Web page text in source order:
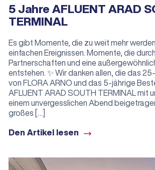
5 Jahre AFLUENT ARAD
TERMINAL
Es gibt Momente, die zu weit mehr
einfachen Ereignissen. Momente, die
Partnerschaften und eine
entstehen. ✨ Wir danken allen, die das
von FLORA ARNO und das 5-jährige
AFLUENT ARAD SOUTH TERMINAL mit
einem unvergesslichen Abend
großes […]
Den Artikel lesen